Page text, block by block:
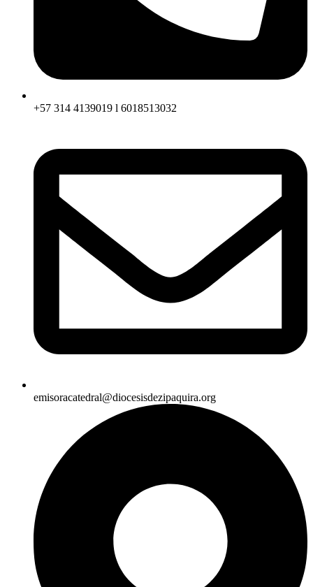
+57 314 4139019 l 6018513032
emisoracatedral@diocesisdezipaquira.org